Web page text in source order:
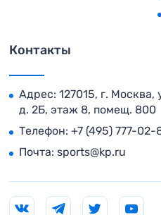
Контакты
Адрес: 127015, г. Москва,
д. 2Б, этаж 8, помещ. 800
Телефон: +7 (495) 777-02-
Почта: sports@kp.ru